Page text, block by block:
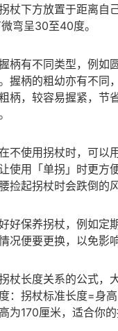
杖下方放置于距离自
弯呈30至40度。
柄有不同类型，例如
握柄的粗幼亦有不同
柄，较容易握紧，节
不使用拐杖时，可以
使用「单拐」时更方
捡起拐杖时会跌倒的风
好保养拐杖，例如定
况便要更换，以免影
杖长度关系的公式，
：拐杖标准长度=身
为170厘米，适合你